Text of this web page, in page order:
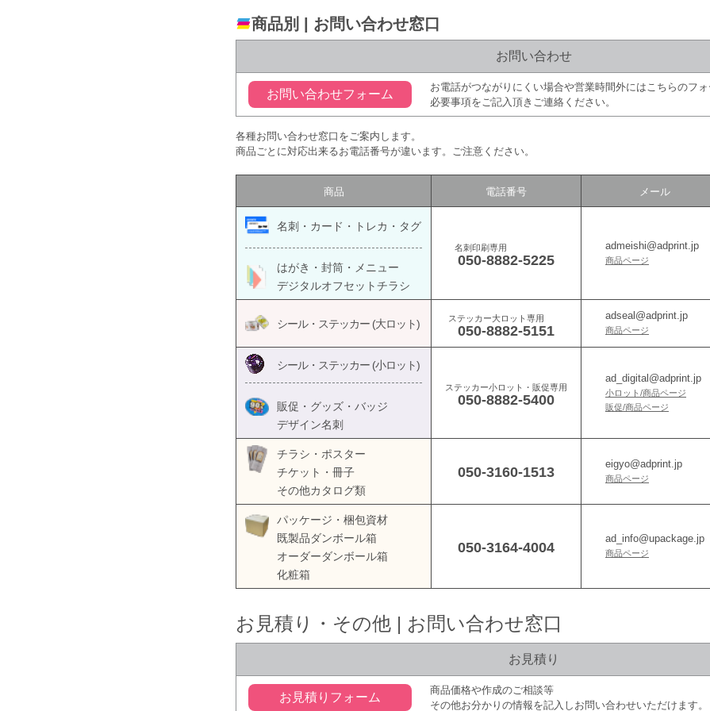
商品別 | お問い合わせ窓口
お問い合わせ
お問い合わせフォーム
お電話がつながりにくい場合や営業時間外にはこちらのフォ
必要事項をご記入頂きご連絡ください。
各種お問い合わせ窓口をご案内します。
商品ごとに対応出来るお電話番号が違います。ご注意ください。
商品 電話番号 メール
名刺・カード・トレカ・タグ
名刺印刷専用
050-8882-5225
admeishi@adprint.jp
商品ページ
はがき・封筒・メニュー
デジタルオフセットチラシ
シール・ステッカー (大ロット) ステッカー大ロット専用
050-8882-5151
adseal@adprint.jp
商品ページ
シール・ステッカー (小ロット)
ステッカー小ロット・販促専用
050-8882-5400
ad_digital@adprint.jp
小ロット/商品ページ
販促/商品ページ
販促・グッズ・バッジ
デザイン名刺
チラシ・ポスター
チケット・冊子
その他カタログ類
050-3160-1513
eigyo@adprint.jp
商品ページ
パッケージ・梱包資材
既製品ダンボール箱
オーダーダンボール箱
化粧箱
050-3164-4004
ad_info@upackage.jp
商品ページ
お見積り・その他 | お問い合わせ窓口
お見積り
お見積りフォーム
商品価格や作成のご相談等
その他お分かりの情報を記入しお問い合わせいただけます。